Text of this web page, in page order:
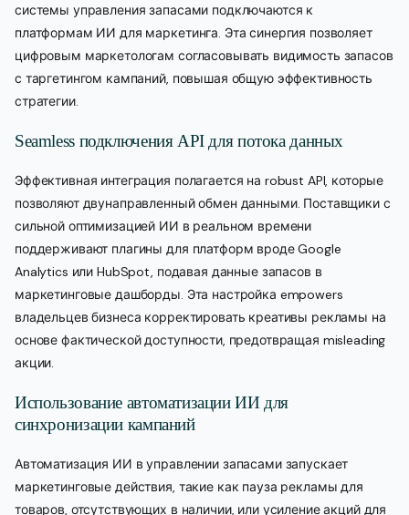
системы управления запасами подключаются к
платформам ИИ для маркетинга. Эта синергия позволяет
цифровым маркетологам согласовывать видимость запасов
с таргетингом кампаний, повышая общую эффективность
стратегии.
Seamless подключения API для потока данных
Эффективная интеграция полагается на robust API, которые
позволяют двунаправленный обмен данными. Поставщики с
сильной оптимизацией ИИ в реальном времени
поддерживают плагины для платформ вроде Google
Analytics или HubSpot, подавая данные запасов в
маркетинговые дашборды. Эта настройка empowers
владельцев бизнеса корректировать креативы рекламы на
основе фактической доступности, предотвращая misleading
акции.
Использование автоматизации ИИ для
синхронизации кампаний
Автоматизация ИИ в управлении запасами запускает
маркетинговые действия, такие как пауза рекламы для
товаров, отсутствующих в наличии, или усиление акций для